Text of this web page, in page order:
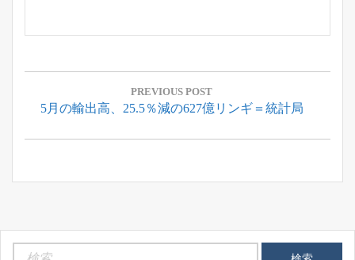
投
ナ
ビ
ー
ョ
ン
PREVIOUS POST
Previous
5月の輸出高、25.5％減の627億リンギ＝統計局